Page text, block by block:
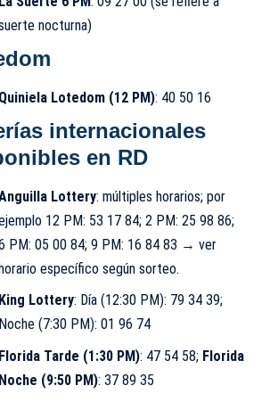
nocturna)
Quiniela Lotedom (12 PM): 40 50 16
internacionales
en RD
Lottery: múltiples horarios; por
12 PM: 53 17 84; 2 PM: 25 98 86;
PM: 05 00 84; 9 PM: 16 84 83 → ver
específico según sorteo.
King Lottery: Día (12:30 PM): 79 34 39;
Noche (7:30 PM): 01 96 74
Florida Tarde (1:30 PM): 47 54 58; Florida
Noche (9:50 PM): 37 89 35